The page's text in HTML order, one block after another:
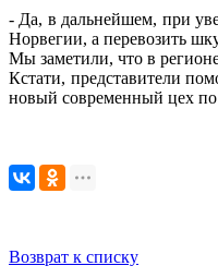
- Да, в дальнейшем, при
Норвегии, а перевозить
Мы заметили, что в
Кстати, представители
новый современный цех по
Возврат к списку